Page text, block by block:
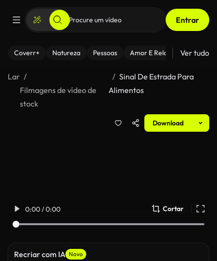
Entrar
Coverr+ Natureza Pessoas Amor E Relacionamentos
Ver tudo
Lar
Filmagens de vídeo de
stock
Sinal De Estrada Para
Alimentos
Download
0:00 / 0:00 Cortar
Recriar com IA Novo